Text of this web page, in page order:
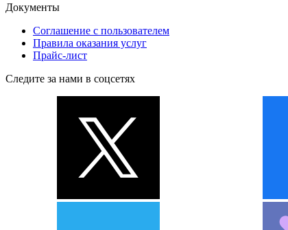
Документы
Соглашение с пользователем
Правила оказания услуг
Прайс-лист
Следите за нами в соцсетях